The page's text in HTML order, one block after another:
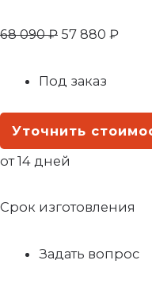
68 090₽ 57 880 ₽
Под заказ
Уточнить
от 14 дней
Срок изготовления
Задать вопрос